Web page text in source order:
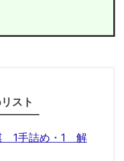
スト
1手詰め・1 解